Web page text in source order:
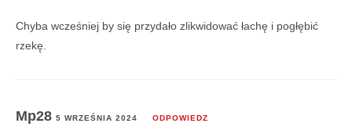
Chyba wcześniej by się przydało zlikwidować łachę i pogłębić
rzekę.
Mp28 5 WRZEŚNIA 2024 ODPOWIEDZ